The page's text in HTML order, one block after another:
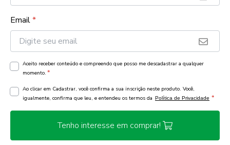
Email*
Aceito receber conteúdo e compreendo que posso me descadastrar a qualquer
momento. *
Ao clicar em Cadastrar, você confirma a sua inscrição neste produto. Você,
igualmente, confirma que leu, e entendeu os termos da Política de Privacidade *
Tenho interesse em comprar!